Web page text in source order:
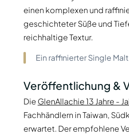
einen komplexen und
geschichteter Süße und
reichhaltige Textur.
Ein raffinierter Single
Veröffentlichung &
Die GlenAllachie 13 Jahre -
Fachhändlern in Taiwan,
erwartet. Der empfohlene